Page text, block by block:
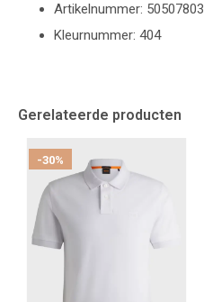
Artikelnummer: 50507803
Kleurnummer: 404
Gerelateerde producten
-30%